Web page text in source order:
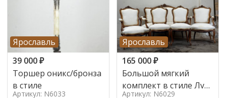
Ярославль
39 000₽
Торшер оникс/бронза
в стиле
Артикул: N6033
Ярославль
165 000₽
Большой мягкий
комплект в стиле Луи
Артикул: N6029